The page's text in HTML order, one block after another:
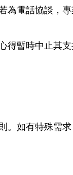
為電話協談，
得暫時中止其支
如有特殊需